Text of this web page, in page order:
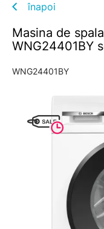
înapoi
Masina de
WNG24401BY
WNG24401BY